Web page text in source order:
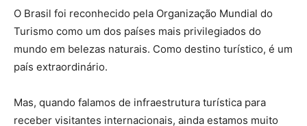
O Brasil foi reconhecido pela Organização Mundial do
Turismo como um dos países mais privilegiados do
mundo em belezas naturais. Como destino turístico, é um
país extraordinário.
Mas, quando falamos de infraestrutura turística para
receber visitantes internacionais, ainda estamos muito